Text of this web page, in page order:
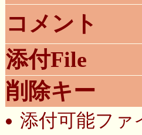
コメント
添付File
削除キー
添付可能ファ